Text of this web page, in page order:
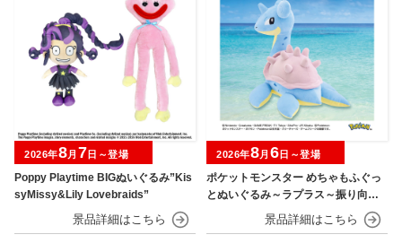
Poppy Playtime BIGぬいぐるみ”Kis
syMissy&Lily Lovebraids”
2026年8月 7 日～登場
ポケットモンスター めちゃもふぐっ
とぬいぐるみ～ラプラス～振り向きv
2026年8月 6 日～登場